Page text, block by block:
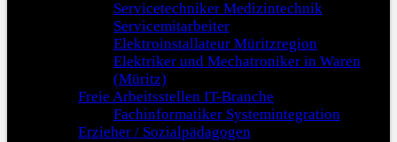
Servicetechniker Medizintechnik
Servicemitarbeiter
Elektroinstallateur Müritzregion
Elektriker und Mechatroniker in Waren
(Müritz)
Freie Arbeitsstellen IT-Branche
Fachinformatiker Systemintegration
Erzieher / Sozialpädagogen